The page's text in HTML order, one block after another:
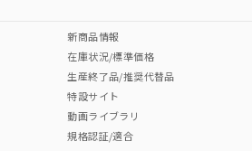
Cr(VI)
新商品情報
在庫状況/標準価格
生産終了品/推奨代替品
特設サイト
動画ライブラリ
規格認証/適合